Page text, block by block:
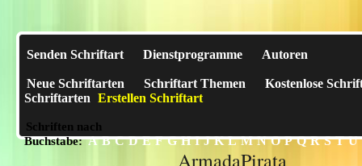
Senden Schriftart Dienstprogramme Autoren
Neue Schriftarten Schriftart Themen
Kostenlose
Schriftarten Erstellen Schriftart
Schriften nach
Buchstabe:A B C D E F G H I J K L M N O P Q R S T U
ArmadaPirata